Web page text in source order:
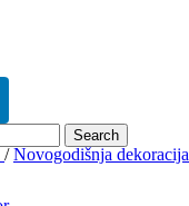
Search
/ Novogodišnja dekoracija